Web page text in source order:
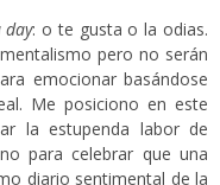
: o te gusta o la odias.
pero no serán
emocionar basándose
Me posiciono en este
la estupenda labor de
para celebrar que una
diario sentimental de la